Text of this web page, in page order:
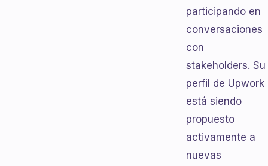
participando en
conversaciones
con
stakeholders. Su
perfil de Upwork
está siendo
propuesto
activamente a
nuevas